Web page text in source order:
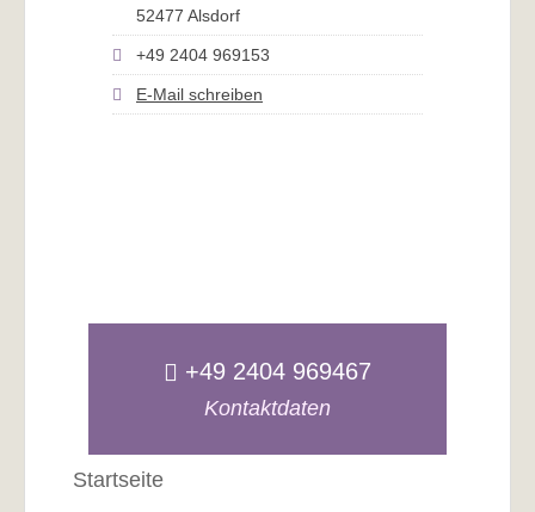
52477 Alsdorf
+49 2404 969153
E-Mail schreiben
+49 2404 969467
Kontaktdaten
Startseite